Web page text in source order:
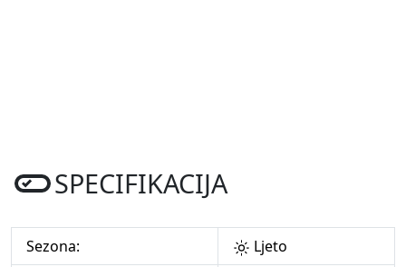
SPECIFIKACIJA
Sezona:
Ljeto